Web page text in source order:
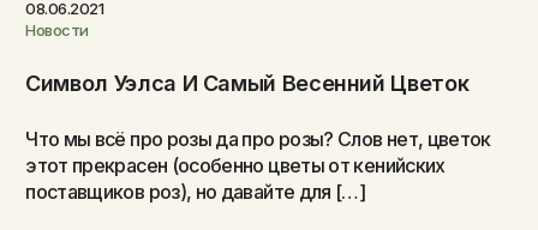
08.06.2021
Новости
Символ Уэлса И Самый Весенний Цветок
Что мы всё про розы да про розы? Слов нет, цветок
этот прекрасен (особенно цветы от кенийских
поставщиков роз), но давайте для […]